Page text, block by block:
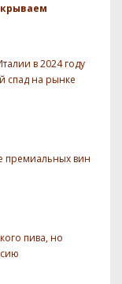
в 2024 году
спад на рынке
премиальных вин
пива, но